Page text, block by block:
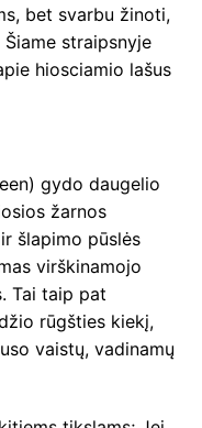
bet svarbu žinoti,
straipsnyje
hiosciamio lašus
gydo daugelio
žarnos
šlapimo pūslės
virškinamojo
Tai taip pat
rūgšties kiekį,
vaistų, vadinamų